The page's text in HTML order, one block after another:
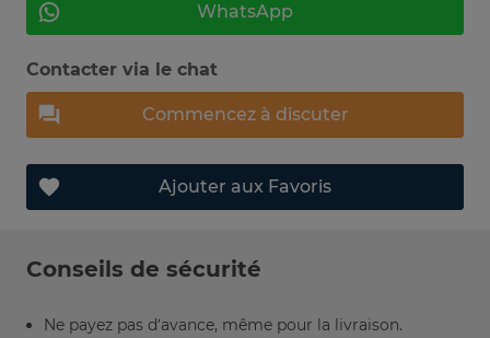
WhatsApp
Contacter via le chat
Commencez à discuter
Ajouter aux Favoris
Conseils de sécurité
Ne payez pas d’avance, même pour la livraison.